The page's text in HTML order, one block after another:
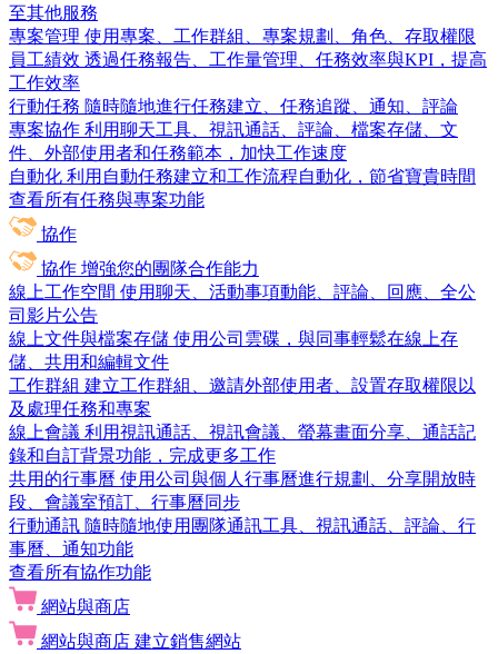
至其他服務
專案管理 使用專案、工作群組、專案規劃、角色、存取權限
員工績效 透過任務報告、工作量管理、任務效率與KPI，提高
工作效率
行動任務 隨時隨地進行任務建立、任務追蹤、通知、評論
專案協作 利用聊天工具、視訊通話、評論、檔案存儲、文
件、外部使用者和任務範本，加快工作速度
自動化 利用自動任務建立和工作流程自動化，節省寶貴時間
查看所有任務與專案功能
協作
協作 增強您的團隊合作能力
線上工作空間 使用聊天、活動事項動能、評論、回應、全公
司影片公告
線上文件與檔案存儲 使用公司雲碟，與同事輕鬆在線上存
儲、共用和編輯文件
工作群組 建立工作群組、邀請外部使用者、設置存取權限以
及處理任務和專案
線上會議 利用視訊通話、視訊會議、螢幕畫面分享、通話記
錄和自訂背景功能，完成更多工作
共用的行事曆 使用公司與個人行事曆進行規劃、分享開放時
段、會議室預訂、行事曆同步
行動通訊 隨時隨地使用團隊通訊工具、視訊通話、評論、行
事曆、通知功能
查看所有協作功能
網站與商店
網站與商店 建立銷售網站